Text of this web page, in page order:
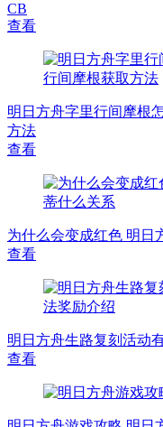
CB
查看
明日方舟字里行间摩根
方法
查看
为什么会变成红色 明日
查看
明日方舟生路复刻活动
查看